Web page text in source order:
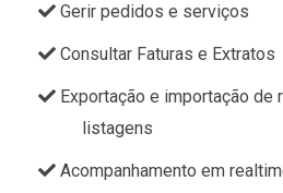
Gerir pedidos e serviços
Consultar Faturas e Extratos
Exportação e importação de
listagens
Acompanhamento em